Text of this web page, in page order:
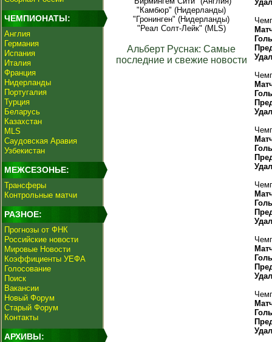
ЧЕМПИОНАТЫ:
Англия
Германия
Испания
Италия
Франция
Нидерланды
Португалия
Турция
Беларусь
Казахстан
MLS
Саудовская Аравия
Узбекистан
МЕЖСЕЗОНЬЕ:
Трансферы
Контрольные матчи
РАЗНОЕ:
Прогнозы от ФНК
Российские новости
Мировые Новости
Коэффициенты УЕФА
Голосование
Поиск
Вакансии
Новый Форум
Старый Форум
Контакты
АРХИВЫ:
"Камбюр" (Нидерланды)
"Гронинген" (Нидерланды)
"Реал Солт-Лейк" (MLS)
Альберт Руснак: Самые
последние и свежие новости